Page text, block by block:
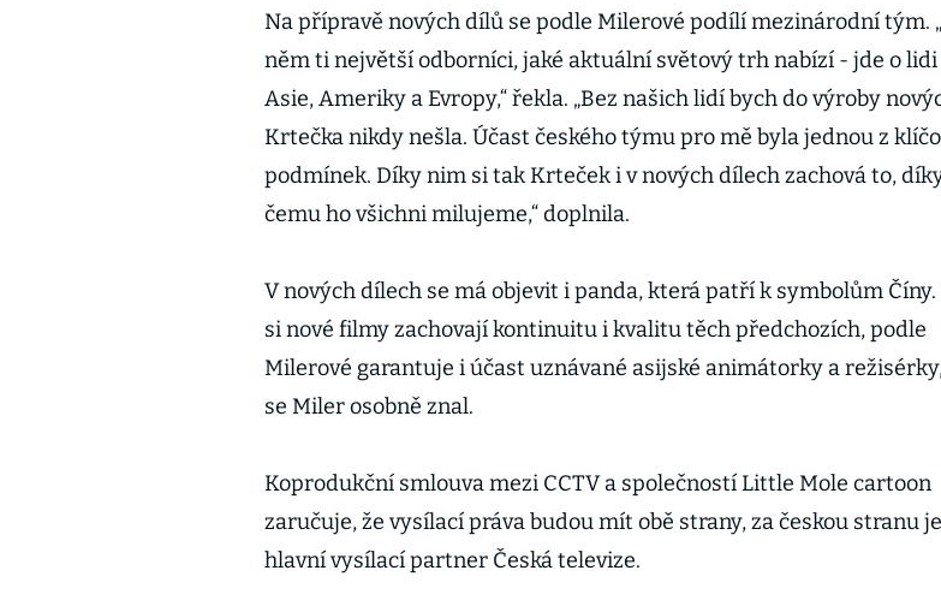
Na přípravě nových dílů se podle Milerové podílí mezinárodní tým.
něm ti největší odborníci, jaké aktuální světový trh nabízí - jde o lidi
Asie, Ameriky a Evropy,“ řekla. „Bez našich lidí bych do výroby
Krtečka nikdy nešla. Účast českého týmu pro mě byla jednou z
podmínek. Díky nim si tak Krteček i v nových dílech zachová to,
čemu ho všichni milujeme,“ doplnila.
V nových dílech se má objevit i panda, která patří k symbolům Číny.
si nové filmy zachovají kontinuitu i kvalitu těch předchozích, podle
Milerové garantuje i účast uznávané asijské animátorky a
se Miler osobně znal.
Koprodukční smlouva mezi CCTV a společností Little Mole cartoon
zaručuje, že vysílací práva budou mít obě strany, za českou stranu je
hlavní vysílací partner Česká televize.